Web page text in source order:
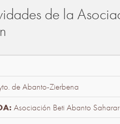
de la
de Abanto-Zierbena
Asociación Beti Abanto